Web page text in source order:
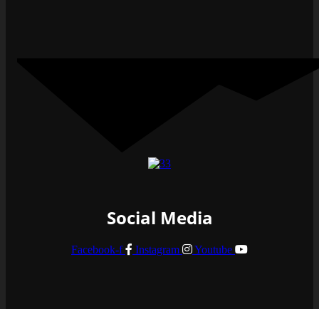
Social Media
Facebook-f Instagram Youtube